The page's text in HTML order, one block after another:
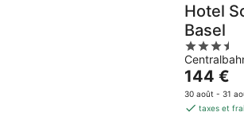
Hotel
Basel
3.5
out
of
5
Le
prix
est
144 €
30 août - 31
taxes et